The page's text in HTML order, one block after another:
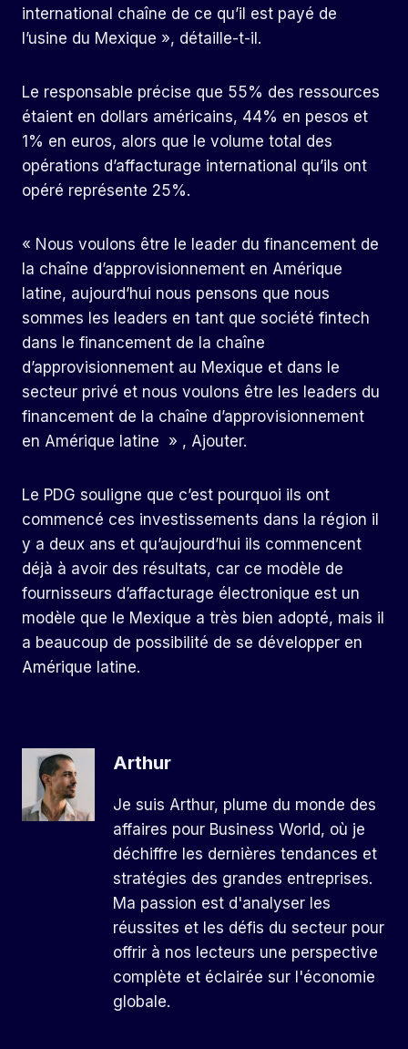
international chaîne de ce qu’il est payé de
l’usine du Mexique », détaille-t-il.
Le responsable précise que 55% des ressources
étaient en dollars américains, 44% en pesos et
1% en euros, alors que le volume total des
opérations d’affacturage international qu’ils ont
opéré représente 25%.
« Nous voulons être le leader du financement de
la chaîne d’approvisionnement en Amérique
latine, aujourd’hui nous pensons que nous
sommes les leaders en tant que société fintech
dans le financement de la chaîne
d’approvisionnement au Mexique et dans le
secteur privé et nous voulons être les leaders du
financement de la chaîne d’approvisionnement
en Amérique latine » , Ajouter.
Le PDG souligne que c’est pourquoi ils ont
commencé ces investissements dans la région il
y a deux ans et qu’aujourd’hui ils commencent
déjà à avoir des résultats, car ce modèle de
fournisseurs d’affacturage électronique est un
modèle que le Mexique a très bien adopté, mais il
a beaucoup de possibilité de se développer en
Amérique latine.
Arthur
Je suis Arthur, plume du monde des
affaires pour Business World, où je
déchiffre les dernières tendances et
stratégies des grandes entreprises.
Ma passion est d'analyser les
réussites et les défis du secteur pour
offrir à nos lecteurs une perspective
complète et éclairée sur l'économie
globale.